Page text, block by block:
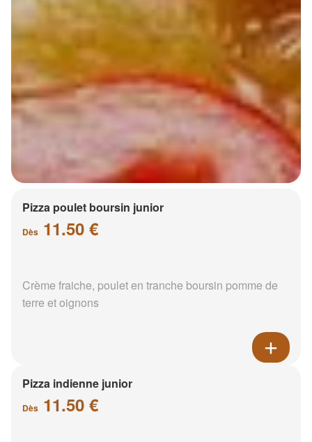
Pizza poulet boursin junior
Dès 11.50 €
Crème fraiche, poulet en tranche boursin pomme de
terre et oignons
Pizza indienne junior
Dès 11.50 €